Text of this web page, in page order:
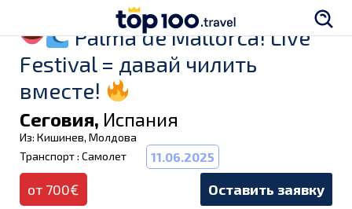
Palma de Mallorca! Live
Festival = давай чилить
вместе!
Сеговия, Испания
Из: Кишинев, Молдова
Транспорт : Самолет
11.06.2025
от 700€ Оставить заявку